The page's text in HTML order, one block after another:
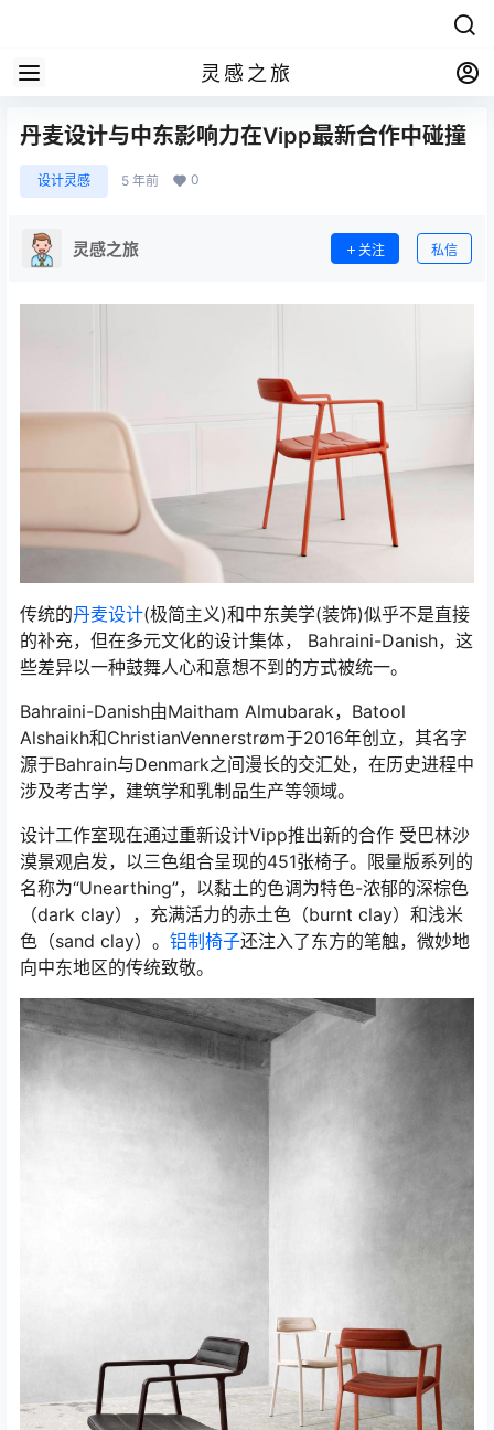
灵感之旅
丹麦设计与中东影响力在Vipp最新合作中碰撞
设计灵感 5 年前 0
灵感之旅 关注 私信
传统的丹麦设计(极简主义)和中东美学(装饰)似乎不是直接
的补充，但在多元文化的设计集体， Bahraini-Danish，这
些差异以一种鼓舞人心和意想不到的方式被统一。
Bahraini-Danish由Maitham Almubarak，Batool
Alshaikh和ChristianVennerstrøm于2016年创立，其名字
源于Bahrain与Denmark之间漫长的交汇处，在历史进程中
涉及考古学，建筑学和乳制品生产等领域。
设计工作室现在通过重新设计Vipp推出新的合作 受巴林沙
漠景观启发，以三色组合呈现的451张椅子。限量版系列的
名称为“Unearthing”，以黏土的色调为特色-浓郁的深棕色
（dark clay），充满活力的赤土色（burnt clay）和浅米
色（sand clay）。 铝制椅子还注入了东方的笔触，微妙地
向中东地区的传统致敬。